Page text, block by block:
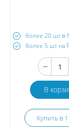
более 20 шт в
более 5 шт на
В
Купить в